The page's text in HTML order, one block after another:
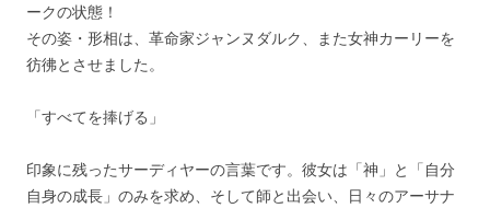
ークの状態！
その姿・形相は、革命家ジャンヌダルク、また女神カーリーを
彷彿とさせました。
「すべてを捧げる」
印象に残ったサーディヤーの言葉です。彼女は「神」と「自分
自身の成長」のみを求め、そして師と出会い、日々のアーサナ